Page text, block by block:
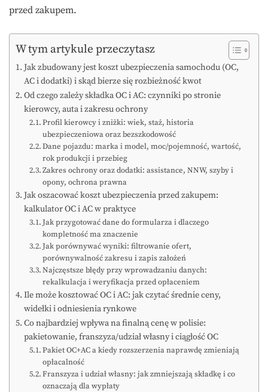
przed zakupem.
W tym artykule przeczytasz
Jak zbudowany jest koszt ubezpieczenia samochodu (OC,
AC i dodatki) i skąd bierze się rozbieżność kwot
Od czego zależy składka OC i AC: czynniki po stronie
kierowcy, auta i zakresu ochrony
Profil kierowcy i zniżki: wiek, staż, historia
ubezpieczeniowa oraz bezszkodowość
Dane pojazdu: marka i model, moc/pojemność, wartość,
rok produkcji i przebieg
Zakres ochrony oraz dodatki: assistance, NNW, szyby i
opony, ochrona prawna
Jak oszacować koszt ubezpieczenia przed zakupem:
kalkulator OC i AC w praktyce
Jak przygotować dane do formularza i dlaczego
kompletność ma znaczenie
Jak porównywać wyniki: filtrowanie ofert,
porównywalność zakresu i zapis założeń
Najczęstsze błędy przy wprowadzaniu danych:
rekalkulacja i weryfikacja przed opłaceniem
Ile może kosztować OC i AC: jak czytać średnie ceny,
widełki i odniesienia rynkowe
Co najbardziej wpływa na finalną cenę w polisie:
pakietowanie, franszyza/udział własny i ciągłość OC
Pakiet OC+AC a kiedy rozszerzenia naprawdę zmieniają
opłacalność
Franszyza i udział własny: jak zmniejszają składkę i co
oznaczają dla wypłaty